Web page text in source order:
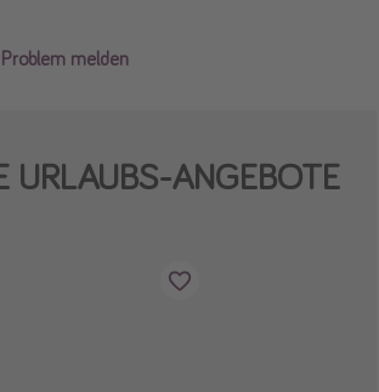
melden
URLAUBS-ANGEBOTE